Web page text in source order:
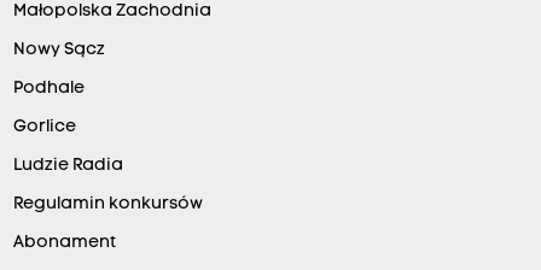
Małopolska Zachodnia
Nowy Sącz
Podhale
Gorlice
Ludzie Radia
Regulamin konkursów
Abonament